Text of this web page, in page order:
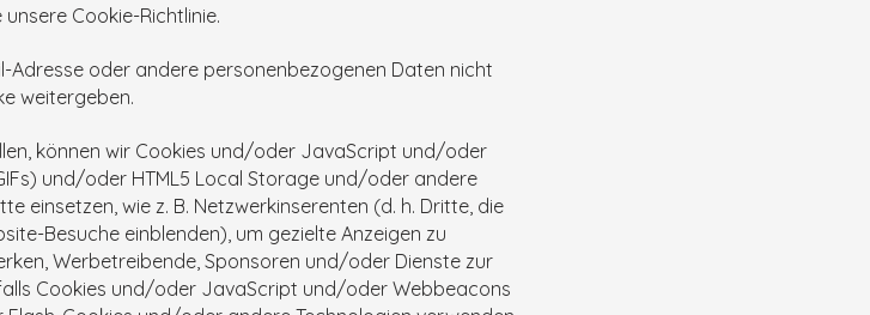
Cookie-Richtlinie.
Adresse oder andere personenbezogenen Daten nicht
weitergeben.
können wir Cookies und/oder JavaScript und/oder
und/oder HTML5 Local Storage und/oder andere
einsetzen, wie z. B. Netzwerkinserenten (d. h. Dritte, die
Besuche einblenden), um gezielte Anzeigen zu
Werbetreibende, Sponsoren und/oder Dienste zur
Cookies und/oder JavaScript und/oder Webbeacons